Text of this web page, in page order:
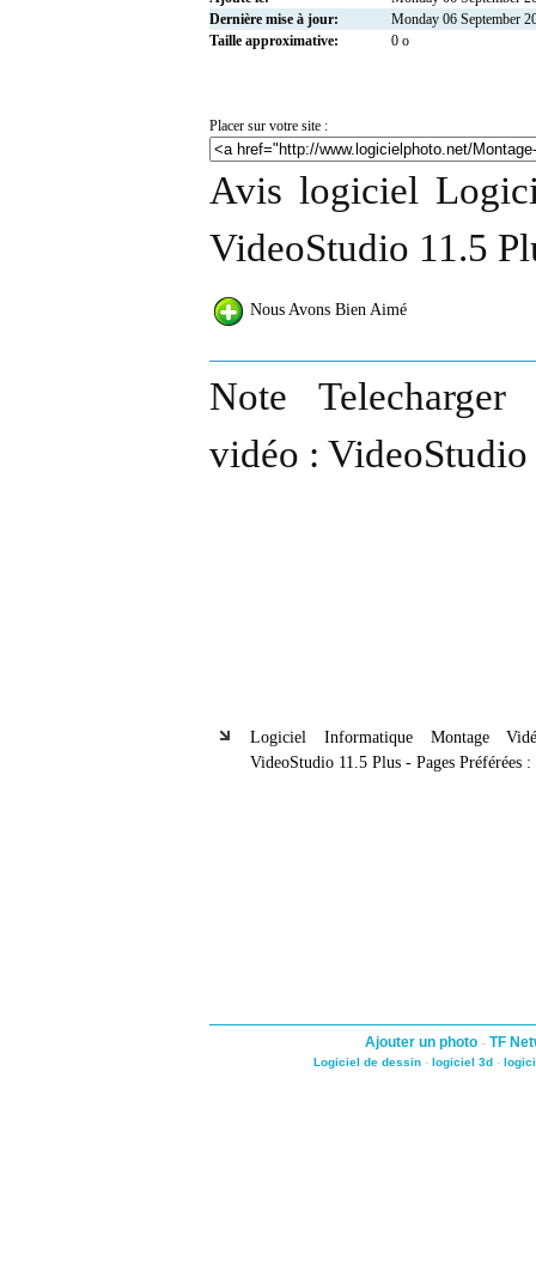
Dernière mise à jour:
Monday 06 September
Taille approximative:
0 o
Placer sur votre site :
Avis logiciel
VideoStudio 11.5
Nous Avons Bien Aimé
Note
vidéo : VideoStudio
Logiciel Informatique Montage
VideoStudio 11.5 Plus - Pages Préférées :
Ajouter un photo - TF
Logiciel de dessin - logiciel 3d -